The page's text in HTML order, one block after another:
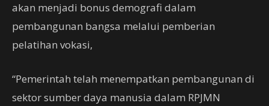
akan menjadi bonus demografi dalam
pembangunan bangsa melalui pemberian
pelatihan vokasi,
“Pemerintah telah menempatkan pembangunan di
sektor sumber daya manusia dalam RPJMN